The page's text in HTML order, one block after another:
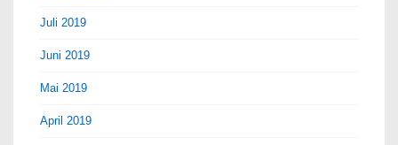
Juli 2019
Juni 2019
Mai 2019
April 2019